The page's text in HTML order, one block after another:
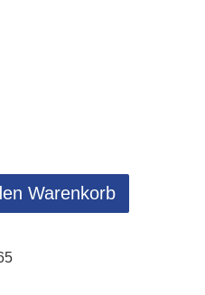
Warenkorb